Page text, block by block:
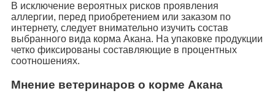
В исключение вероятных рисков проявления
аллергии, перед приобретением или заказом по
интернету, следует внимательно изучить состав
выбранного вида корма Акана. На упаковке продукции
четко фиксированы составляющие в процентных
соотношениях.
Мнение ветеринаров о корме Акана